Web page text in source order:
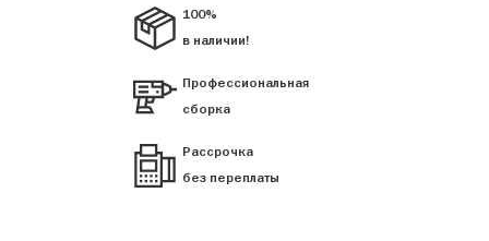
100%
в наличии!
Профессиональная
сборка
Рассрочка
без переплаты